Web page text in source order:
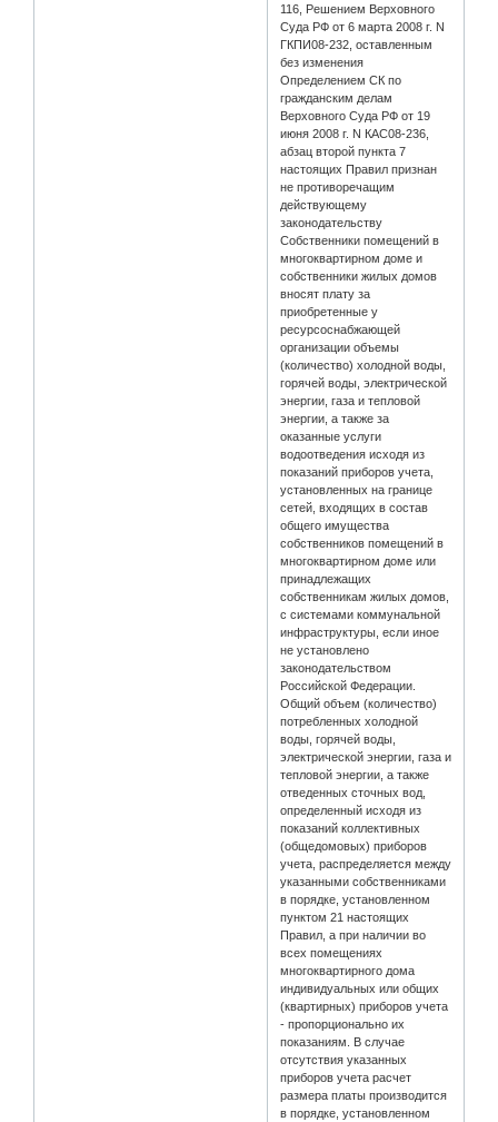
116, Решением Верховного
Суда РФ от 6 марта 2008 г. N
ГКПИ08-232, оставленным
без изменения
Определением СК по
гражданским делам
Верховного Суда РФ от 19
июня 2008 г. N КАС08-236,
абзац второй пункта 7
настоящих Правил признан
не противоречащим
действующему
законодательству
Собственники помещений в
многоквартирном доме и
собственники жилых домов
вносят плату за
приобретенные у
ресурсоснабжающей
организации объемы
(количество) холодной воды,
горячей воды, электрической
энергии, газа и тепловой
энергии, а также за
оказанные услуги
водоотведения исходя из
показаний приборов учета,
установленных на границе
сетей, входящих в состав
общего имущества
собственников помещений в
многоквартирном доме или
принадлежащих
собственникам жилых домов,
с системами коммунальной
инфраструктуры, если иное
не установлено
законодательством
Российской Федерации.
Общий объем (количество)
потребленных холодной
воды, горячей воды,
электрической энергии, газа и
тепловой энергии, а также
отведенных сточных вод,
определенный исходя из
показаний коллективных
(общедомовых) приборов
учета, распределяется между
указанными собственниками
в порядке, установленном
пунктом 21 настоящих
Правил, а при наличии во
всех помещениях
многоквартирного дома
индивидуальных или общих
(квартирных) приборов учета
- пропорционально их
показаниям. В случае
отсутствия указанных
приборов учета расчет
размера платы производится
в порядке, установленном